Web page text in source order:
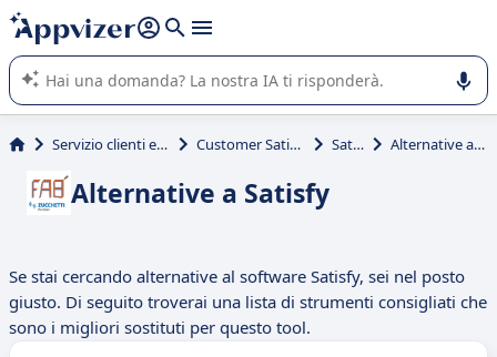
righe con
shift + enter
L'IA di Appvizer vi guida nell'utilizzo o nella scelta di un
software SaaS per la vostra azienda.
Servizio clienti e vendite Customer Satisfaction Satisfy Alternative a Satisfy
Alternative a Satisfy
Se stai cercando alternative al software Satisfy, sei nel posto
giusto. Di seguito troverai una lista di strumenti consigliati che
sono i migliori sostituti per questo tool.